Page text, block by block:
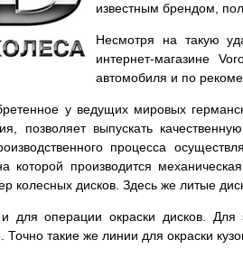
известным брендом,
Несмотря на такую
интернет-магазине
автомобиля и по
у ведущих мировых
позволяет выпускать
процесса
которой производится
колесных дисков. Здесь же литые
операции окраски дисков. Для
такие же линии для окраски